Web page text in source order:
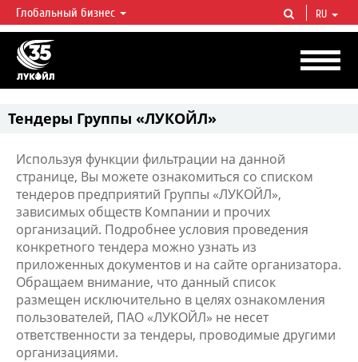
ЛУКОЙЛ СЕГОДНЯ
ЛУКОЙЛ — одна из крупнейших вертикально интегрированных
нефтегазовых компаний в мире, на долю которой приходится более 2%
мировой добычи нефти и около 1% доказанных запасов углеводородов.
Глобальный бизнес RU
Тендеры Группы «ЛУКОЙЛ»
Используя функции фильтрации на данной
странице, Вы можете ознакомиться со списком
тендеров предприятий Группы «ЛУКОЙЛ»,
зависимых обществ Компании и прочих
организаций. Подробнее условия проведения
конкретного тендера можно узнать из
приложенных документов и на сайте организатора.
Обращаем внимание, что данный список
размещен исключительно в целях ознакомления
пользователей, ПАО «ЛУКОЙЛ» не несет
ответственности за тендеры, проводимые другими
организациями.